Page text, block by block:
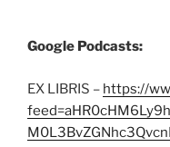
Google Podcasts:
EX LIBRIS – https://